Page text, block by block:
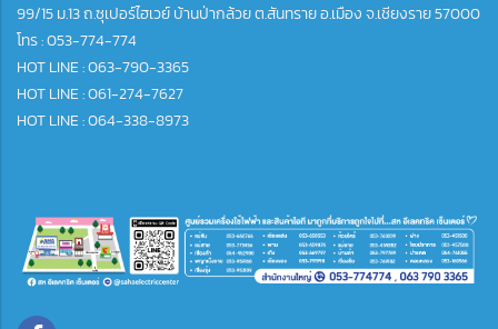
99/15 ม.13 ถ.ซุเปอร์ไฮเวย์ บ้านป่ากล้วย ต.สันทราย อ.เมือง จ.เชียงราย 57000
โทร :053-774-774
HOT LINE : 063-790-3365
HOT LINE : 061-274-7627
HOT LINE : 064-338-8973